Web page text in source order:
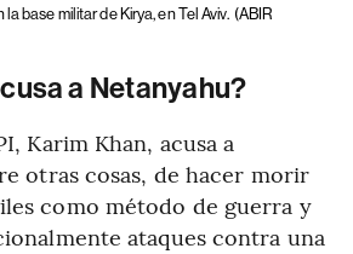
base militar de Kirya, en Tel Aviv. (ABIR
a Netanyahu?
Karim Khan, acusa a
otras cosas, de hacer morir
como método de guerra y
ataques contra una